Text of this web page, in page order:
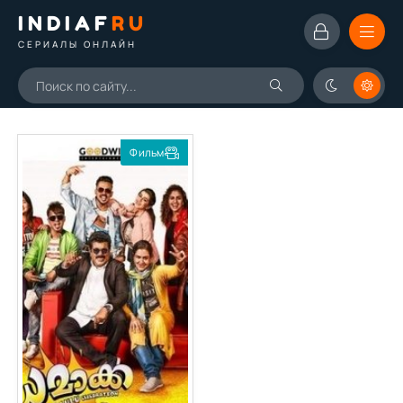
INDIAFRU
СЕРИАЛЫ ОНЛАЙН
Фильм